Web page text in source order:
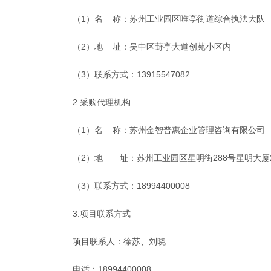
（1 ）名 称： 苏州工业园区唯亭街道综合执法大队
（2）地 址： 吴中区葑亭大道创苑小区内
（3）联系方式： 13915547082
2.采购代理机构
（1）名 称：苏州金智普惠企业管理咨询有限公司
（2）地 址：苏州工业园区星明街288号星明大厦
（3）联系方式：18994400008
3.项目联系方式
项目联系人：徐苏、刘晓